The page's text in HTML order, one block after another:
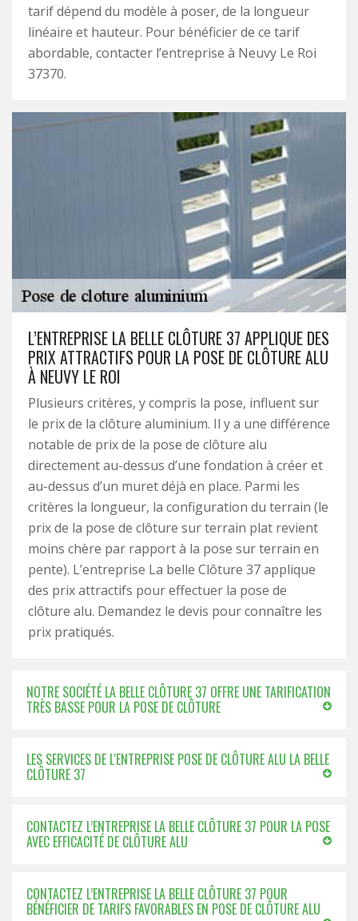
tarif dépend du modèle à poser, de la longueur
linéaire et hauteur. Pour bénéficier de ce tarif
abordable, contacter l’entreprise à Neuvy Le Roi
37370.
L’ENTREPRISE LA BELLE CLÔTURE 37 APPLIQUE DES
PRIX ATTRACTIFS POUR LA POSE DE CLÔTURE ALU
À NEUVY LE ROI
Plusieurs critères, y compris la pose, influent sur
le prix de la clôture aluminium. Il y a une différence
notable de prix de la pose de clôture alu
directement au-dessus d’une fondation à créer et
au-dessus d’un muret déjà en place. Parmi les
critères la longueur, la configuration du terrain (le
prix de la pose de clôture sur terrain plat revient
moins chère par rapport à la pose sur terrain en
pente). L’entreprise La belle Clôture 37 applique
des prix attractifs pour effectuer la pose de
clôture alu. Demandez le devis pour connaître les
prix pratiqués.
NOTRE SOCIÉTÉ LA BELLE CLÔTURE 37 OFFRE UNE TARIFICATION
TRÈS BASSE POUR LA POSE DE CLÔTURE
LES SERVICES DE L'ENTREPRISE POSE DE CLÔTURE ALU LA BELLE
CLÔTURE 37
CONTACTEZ L’ENTREPRISE LA BELLE CLÔTURE 37 POUR LA POSE
AVEC EFFICACITÉ DE CLÔTURE ALU
CONTACTEZ L’ENTREPRISE LA BELLE CLÔTURE 37 POUR
BÉNÉFICIER DE TARIFS FAVORABLES EN POSE DE CLÔTURE ALU